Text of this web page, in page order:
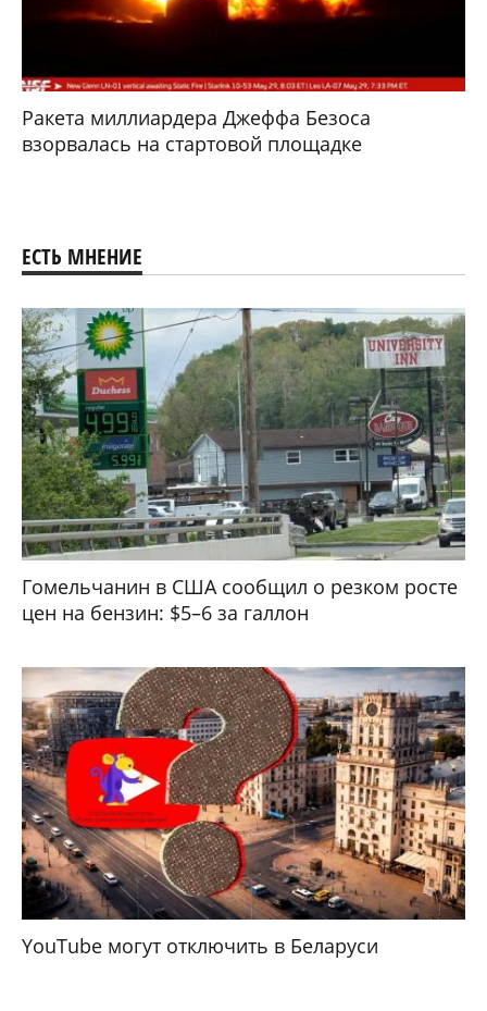
Ракета миллиардера Джеффа Безоса
взорвалась на стартовой площадке
ЕСТЬ МНЕНИЕ
Гомельчанин в США сообщил о резком росте
цен на бензин: $5–6 за галлон
YouTube могут отключить в Беларуси